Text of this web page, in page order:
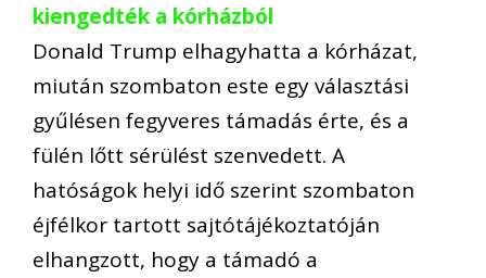
kiengedték a kórházból
Donald Trump elhagyhatta a kórházat,
miután szombaton este egy választási
gyűlésen fegyveres támadás érte, és a
fülén lőtt sérülést szenvedett. A
hatóságok helyi idő szerint szombaton
éjfélkor tartott sajtótájékoztatóján
elhangzott, hogy a támadó a